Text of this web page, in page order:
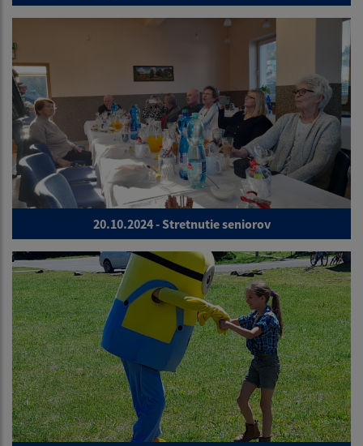
20.10.2024 - Stretnutie seniorov